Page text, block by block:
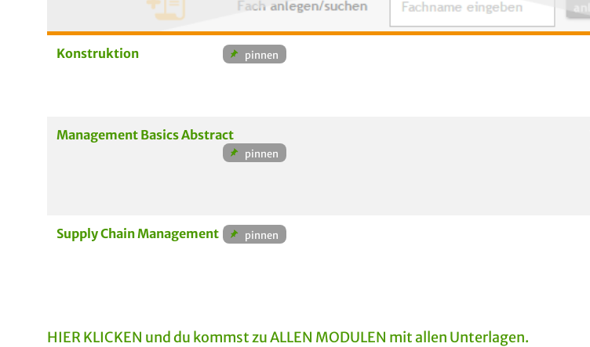
Konstruktion
Management Basics Abstract
Supply Chain Management
HIER KLICKEN und du kommst zu ALLEN MODULEN mit allen Unterlagen.